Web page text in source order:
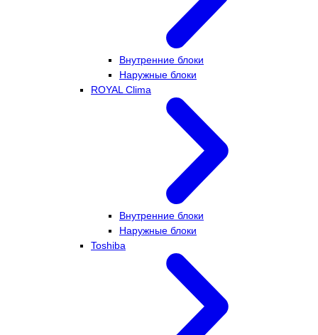
Внутренние блоки
Наружные блоки
ROYAL Clima
Внутренние блоки
Наружные блоки
Toshiba